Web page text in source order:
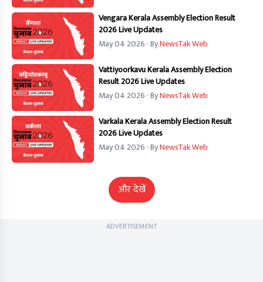
Vengara Kerala Assembly Election Result
2026 Live Updates
May 04 2026 · ByNewsTak Web
Vattiyoorkavu Kerala Assembly Election
Result 2026 Live Updates
May 04 2026 · ByNewsTak Web
Varkala Kerala Assembly Election Result
2026 Live Updates
May 04 2026 · ByNewsTak Web
और देखें
ADVERTISEMENT